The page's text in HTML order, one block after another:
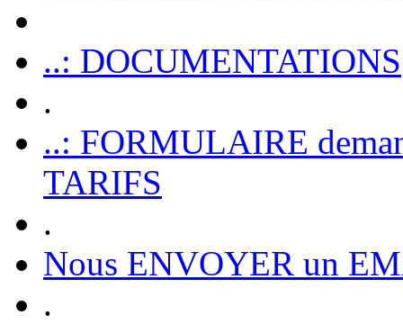
..: DOCUMENTATIONS
.
..: FORMULAIRE
TARIFS
.
Nous ENVOYER un
.